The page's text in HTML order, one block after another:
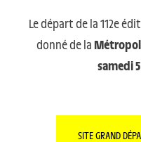
Le départ de la 112e
donné de la
samedi
SITE GRAND